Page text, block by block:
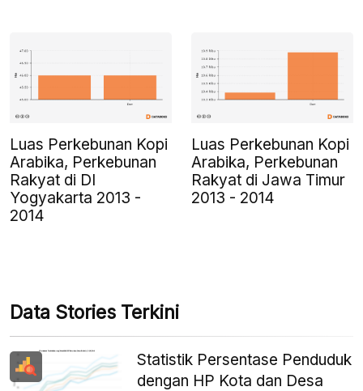
Luas Perkebunan Kopi
Arabika, Perkebunan
Rakyat di DI
Yogyakarta 2013 -
2014
Luas Perkebunan Kopi
Arabika, Perkebunan
Rakyat di Jawa Timur
2013 - 2014
Data Stories Terkini
Statistik Persentase Penduduk
dengan HP Kota dan Desa